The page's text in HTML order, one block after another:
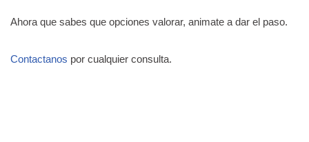
Ahora que sabes que opciones valorar, animate a dar el paso.
Contactanos por cualquier consulta.